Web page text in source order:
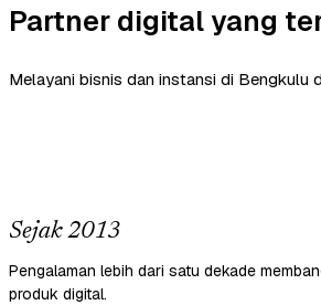
Partner digital yang
Melayani bisnis dan instansi di Bengkulu
Sejak 2013
Pengalaman lebih dari satu dekade
produk digital.